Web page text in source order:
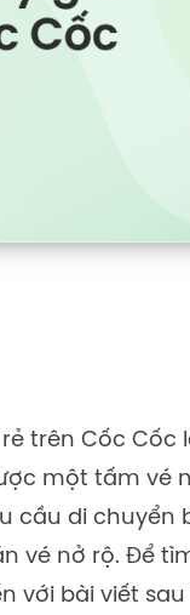
rẻ trên Cốc
một tấm vé
cầu di chuyển
vé nở rộ. Để
với bài viết sau